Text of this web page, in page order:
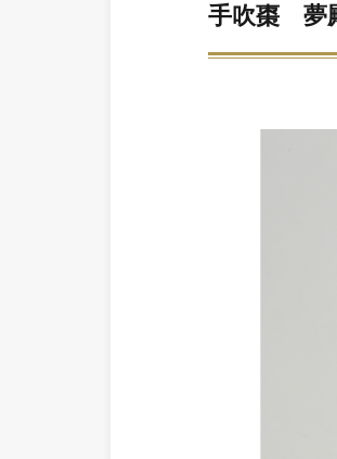
手吹棗 夢